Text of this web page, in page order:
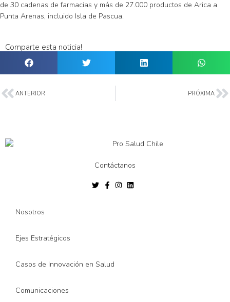
de 30 cadenas de farmacias y más de 27.000 productos de Arica a
Punta Arenas, incluido Isla de Pascua.
Comparte esta noticia!
ANTERIOR PRÓXIMA
Contáctanos
Nosotros
Ejes Estratégicos
Casos de Innovación en Salud
Comunicaciones